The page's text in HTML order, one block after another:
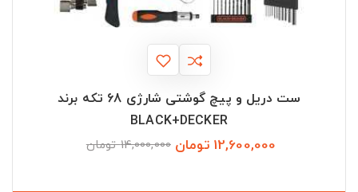
ست دریل و پیچ گوشتی شارژی 68 تکه برند
BLACK+DECKER
12,600,000 تومان 14,000,000 تومان